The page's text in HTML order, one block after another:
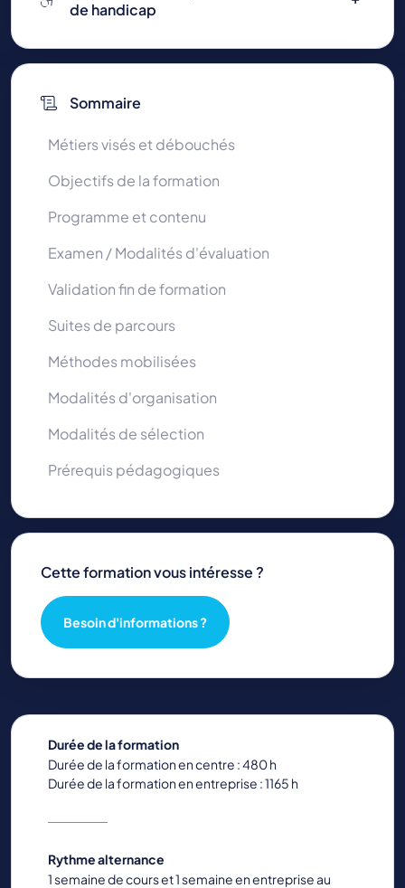
Durée de la formation
Durée de la formation en centre : 480 h
Durée de la formation en entreprise : 1165 h
Rythme alternance
1 semaine de cours et 1 semaine en entreprise au
de handicap
Sommaire
Métiers visés et débouchés
Objectifs de la formation
Programme et contenu
Examen / Modalités d'évaluation
Validation fin de formation
Suites de parcours
Méthodes mobilisées
Modalités d'organisation
Modalités de sélection
Prérequis pédagogiques
Cette formation vous intéresse ?
Besoin d'informations ?